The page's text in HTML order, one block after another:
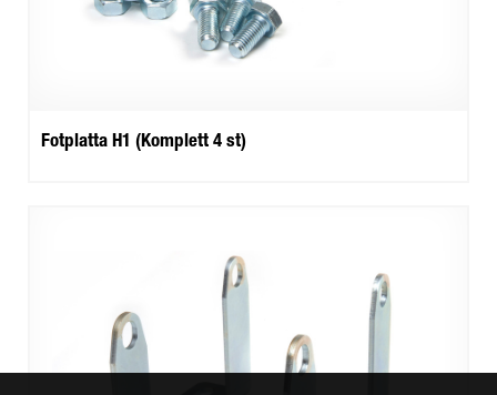
Fotplatta H1 (Komplett 4 st)